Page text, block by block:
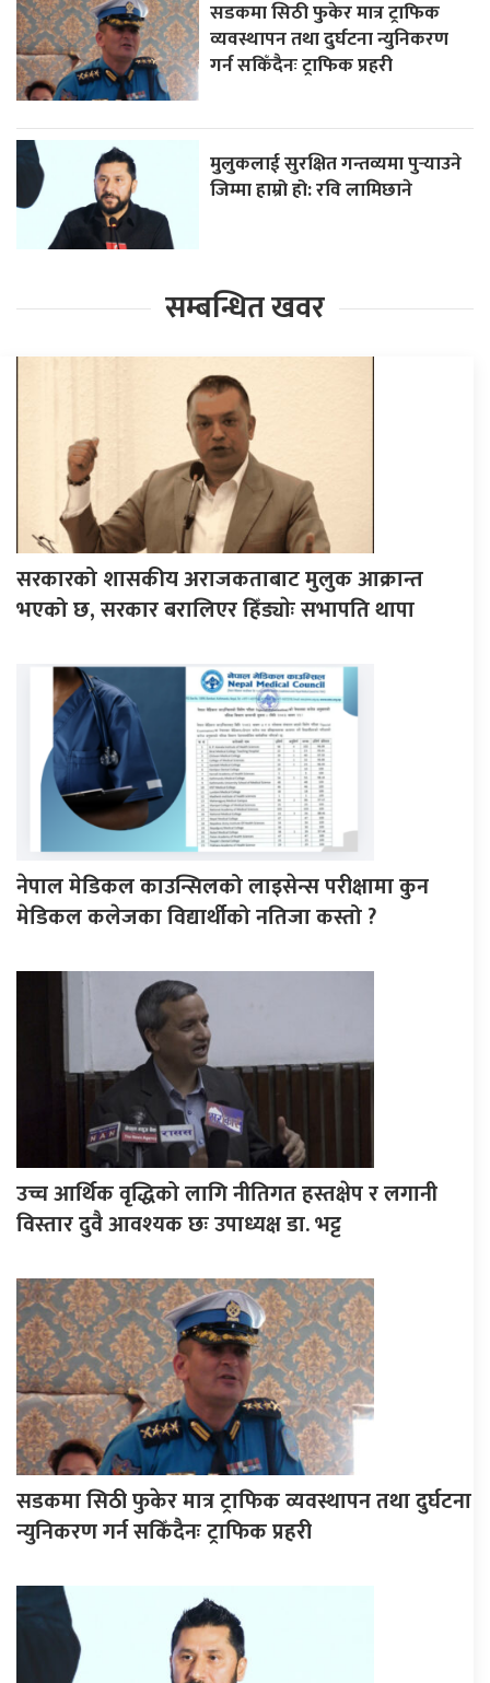
सडकमा सिठी फुकेर मात्र ट्राफिक
व्यवस्थापन तथा दुर्घटना न्युनिकरण
गर्न सकिँदैनः ट्राफिक प्रहरी
मुलुकलाई सुरक्षित गन्तव्यमा पुर्‍याउने
जिम्मा हाम्रो हो: रवि लामिछाने
सम्बन्धित खवर
सरकारको शासकीय अराजकताबाट मुलुक आक्रान्त
भएको छ, सरकार बरालिएर हिँड्याेः सभापति थापा
नेपाल मेडिकल काउन्सिलको लाइसेन्स परीक्षामा कुन
मेडिकल कलेजका विद्यार्थीको नतिजा कस्तो ?
उच्च आर्थिक वृद्धिको लागि नीतिगत हस्तक्षेप र लगानी
विस्तार दुवै आवश्यक छः उपाध्यक्ष डा. भट्ट
सडकमा सिठी फुकेर मात्र ट्राफिक व्यवस्थापन तथा दुर्घटना
न्युनिकरण गर्न सकिँदैनः ट्राफिक प्रहरी